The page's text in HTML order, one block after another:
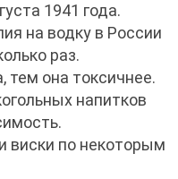
1941 года.
на водку в России
раз.
тем она токсичнее.
напитков
виски по некоторым